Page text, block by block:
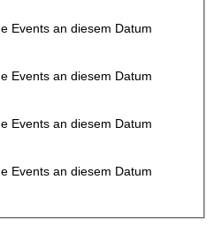
Events an diesem Datum
Events an diesem Datum
Events an diesem Datum
Events an diesem Datum